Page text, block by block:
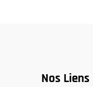
Nos Liens